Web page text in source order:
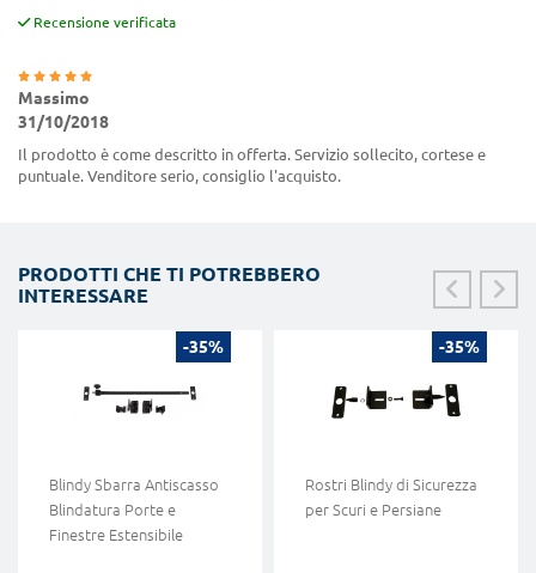
Recensione verificata
Massimo
31/10/2018
Il prodotto è come descritto in offerta. Servizio sollecito, cortese e
puntuale. Venditore serio, consiglio l'acquisto.
PRODOTTI CHE TI POTREBBERO
INTERESSARE
-35%
Blindy Sbarra Antiscasso
Blindatura Porte e
Finestre Estensibile
-35%
Rostri Blindy di Sicurezza
per Scuri e Persiane